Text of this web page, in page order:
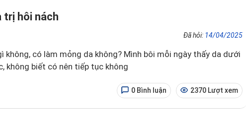
trị hôi nách
Đã hỏi: 14/04/2025
không, có làm mỏng da không? Mình bôi mỗi ngày thấy da dưới
không biết có nên tiếp tục không
0 Bình luận 2370 Lượt xem